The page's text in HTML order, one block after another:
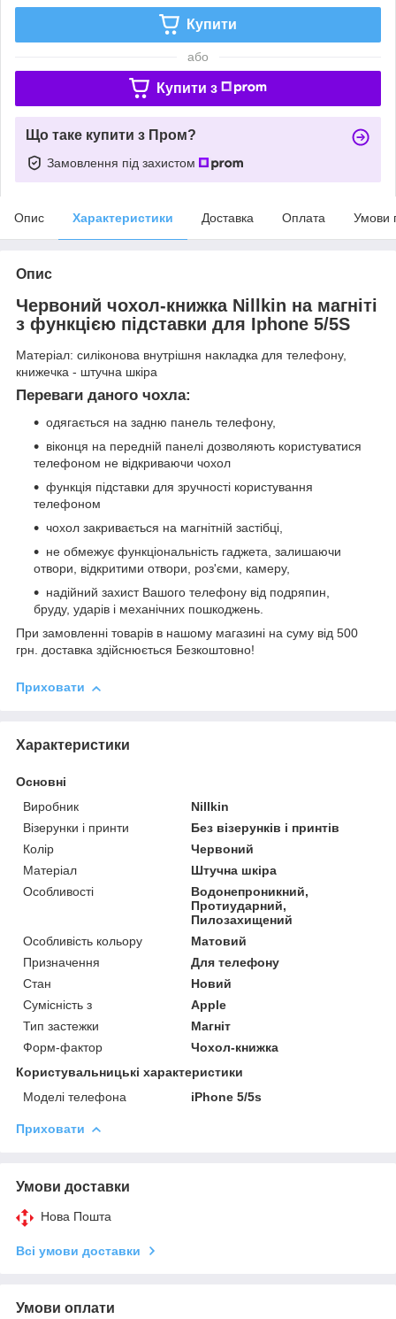
Купити
або
Купити з
Що таке купити з Пром?
Замовлення під захистом
Опис Характеристики Доставка Оплата Умови
Опис
Червоний чохол-книжка Nillkin на магніті
з функцією підставки для Iphone 5/5S
Матеріал: силіконова внутрішня накладка для телефону,
книжечка - штучна шкіра
Переваги даного чохла:
одягається на задню панель телефону,
віконця на передній панелі дозволяють користуватися
телефоном не відкриваючи чохол
функція підставки для зручності користування
телефоном
чохол закривається на магнітній застібці,
не обмежує функціональність гаджета, залишаючи
отвори, відкритими отвори, роз'єми, камеру,
надійний захист Вашого телефону від подряпин,
бруду, ударів і механічних пошкоджень.
При замовленні товарів в нашому магазині на суму від 500
грн. доставка здійснюється Безкоштовно!
Приховати
Характеристики
Основні
Виробник
Nillkin
Візерунки і принти
Без візерунків і принтів
Колір
Червоний
Матеріал
Штучна шкіра
Особливості
Водонепроникний,
Протиударний,
Пилозахищений
Особливість кольору
Матовий
Призначення
Для телефону
Стан
Новий
Сумісність з
Apple
Тип застежки
Магніт
Форм-фактор
Чохол-книжка
Користувальницькі характеристики
Моделі телефона
iPhone 5/5s
Приховати
Умови доставки
Нова Пошта
Всі умови доставки
Умови оплати